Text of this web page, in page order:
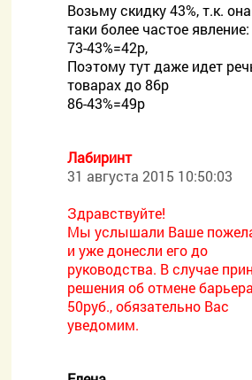
Возьму скидку 43%, т.к.
таки более частое явление:
73-43%=42р,
Поэтому тут даже идет
товарах до 86р
86-43%=49р
Лабиринт
31 августа 2015 10:50:03
Здравствуйте!
Мы услышали Ваше
и уже донесли его до
руководства. В случае
решения об отмене
50руб., обязательно Вас
уведомим.